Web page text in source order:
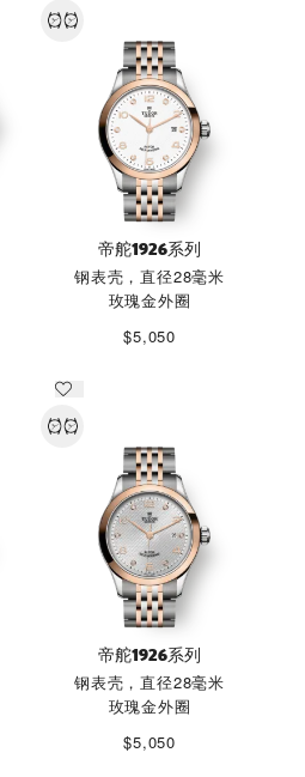
帝舵1926系列
钢表壳，直径28毫米
玫瑰金外圈
$5,050
帝舵1926系列
钢表壳，直径28毫米
玫瑰金外圈
$5,050